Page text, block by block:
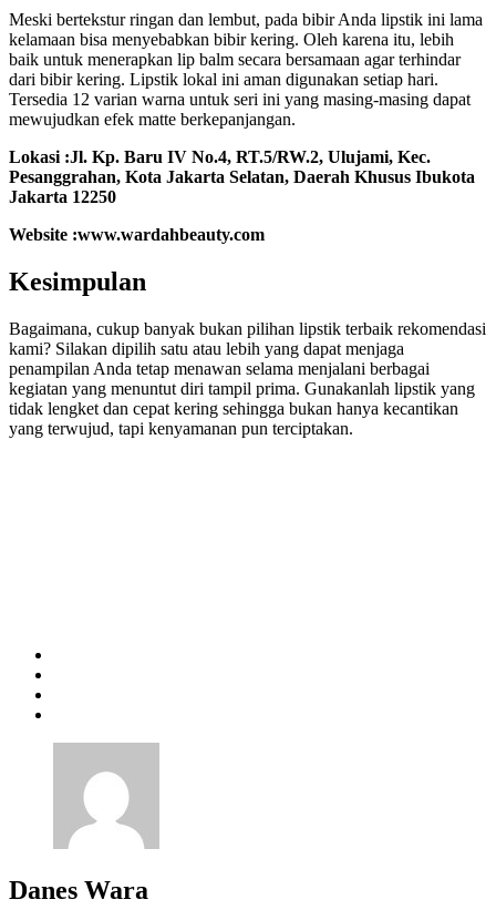
Meski bertekstur ringan dan lembut, pada bibir Anda lipstik ini lama
kelamaan bisa menyebabkan bibir kering. Oleh karena itu, lebih
baik untuk menerapkan lip balm secara bersamaan agar terhindar
dari bibir kering. Lipstik lokal ini aman digunakan setiap hari.
Tersedia 12 varian warna untuk seri ini yang masing-masing dapat
mewujudkan efek matte berkepanjangan.
Lokasi :Jl. Kp. Baru IV No.4, RT.5/RW.2, Ulujami, Kec.
Pesanggrahan, Kota Jakarta Selatan, Daerah Khusus Ibukota
Jakarta 12250
Website :www.wardahbeauty.com
Kesimpulan
Bagaimana, cukup banyak bukan pilihan lipstik terbaik rekomendasi
kami? Silakan dipilih satu atau lebih yang dapat menjaga
penampilan Anda tetap menawan selama menjalani berbagai
kegiatan yang menuntut diri tampil prima. Gunakanlah lipstik yang
tidak lengket dan cepat kering sehingga bukan hanya kecantikan
yang terwujud, tapi kenyamanan pun terciptakan.
Danes Wara